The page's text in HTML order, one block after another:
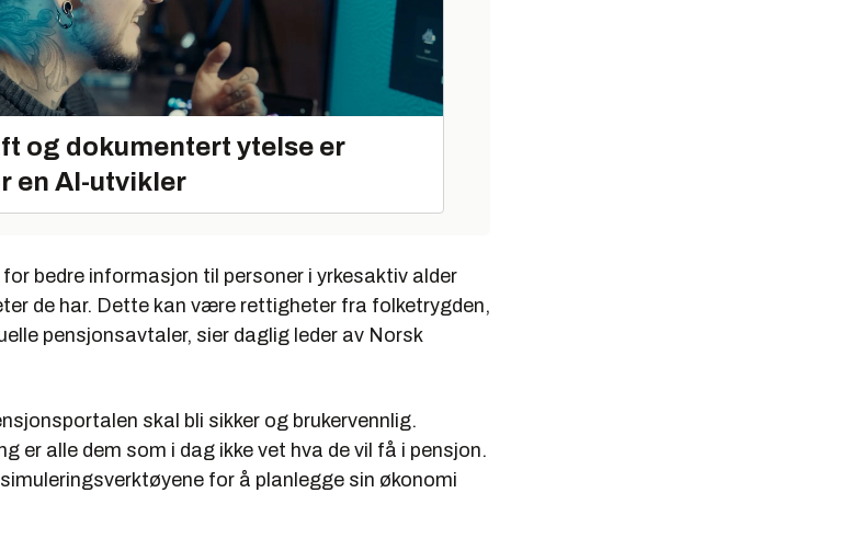
og dokumentert ytelse er
en AI-utvikler
bedre informasjon til personer i yrkesaktiv alder
de har. Dette kan være rettigheter fra folketrygden,
pensjonsavtaler, sier daglig leder av Norsk
skal bli sikker og brukervennlig.
er alle dem som i dag ikke vet hva de vil få i pensjon.
for å planlegge sin økonomi